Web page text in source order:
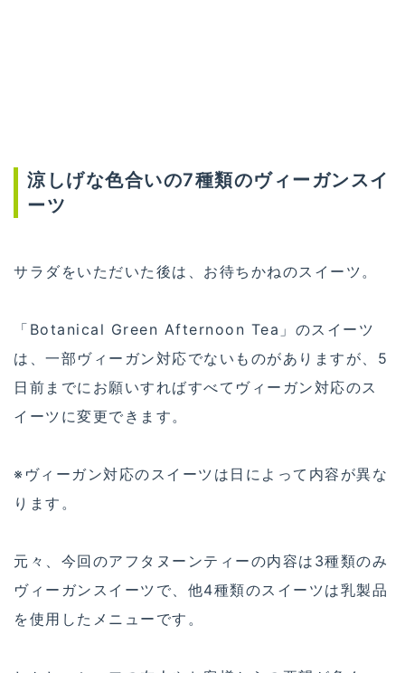
涼しげな色合いの7種類のヴィーガンスイ
ーツ
サラダをいただいた後は、お待ちかねのスイーツ。
「Botanical Green Afternoon Tea」のスイーツ
は、一部ヴィーガン対応でないものがありますが、5
日前までにお願いすればすべてヴィーガン対応のス
イーツに変更できます。
※ヴィーガン対応のスイーツは日によって内容が異な
ります。
元々、今回のアフタヌーンティーの内容は3種類のみ
ヴィーガンスイーツで、他4種類のスイーツは乳製品
を使用したメニューです。